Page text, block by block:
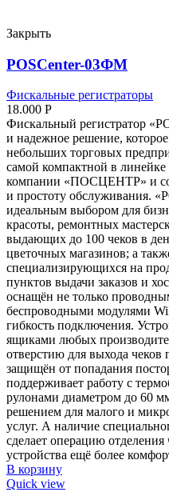
Закрыть
POSCenter-03ФМ
Фискальные регистраторы
18.000 Р
Фискальный регистратор
и надежное решение,
небольших торговых
самой компактной в линейке
компании «ПОСЦЕНТР» и
и простоту обслуживания.
идеальным выбором для
красоты, ремонтных
выдающих до 100 чеков в
цветочных магазинов; а
специализирующихся на
пунктов выдачи заказов и
оснащён не только
беспроводными модулями
гибкость подключения.
ящиками любых
отверстию для выхода
защищён от попадания
поддерживает работу с
рулонами диаметром до 60
решением для малого и
услуг. А наличие
сделает операцию
устройства ещё более
В корзину
Quick view